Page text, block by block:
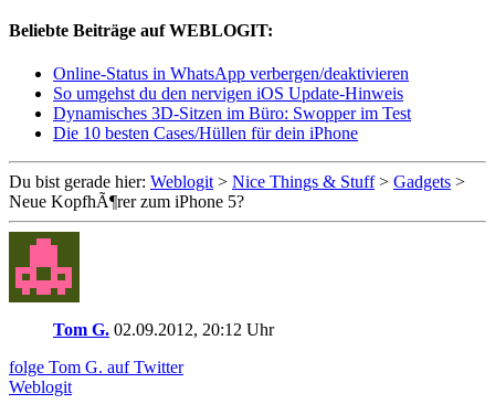
Beliebte Beiträge auf WEBLOGIT:
Online-Status in WhatsApp verbergen/deaktivieren
So umgehst du den nervigen iOS Update-Hinweis
Dynamisches 3D-Sitzen im Büro: Swopper im Test
Die 10 besten Cases/Hüllen für dein iPhone
Du bist gerade hier: Weblogit > Nice Things & Stuff> Gadgets >
Neue KopfhÃ¶rer zum iPhone 5?
Tom G. 02.09.2012, 20:12 Uhr
folge Tom G. auf Twitter
Weblogit